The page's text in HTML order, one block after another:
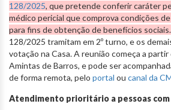
128/2025, que pretende conferir caráter
médico pericial que comprova condições
para fins de obtenção de benefícios sociais.
128/2025 tramitam em 2º turno, e os
votação na Casa. A reunião começa a
Amintas de Barros, e pode ser
de forma remota, pelo portal ou canal da
Atendimento prioritário a pessoas